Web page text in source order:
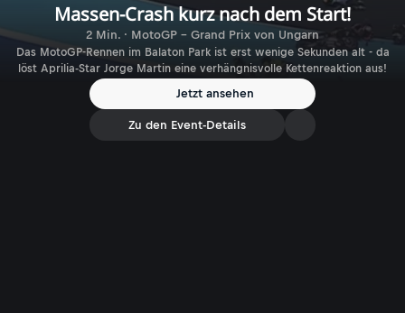
Massen-Crash kurz nach dem Start!
2 Min. · MotoGP - Grand Prix von Ungarn
Das MotoGP-Rennen im Balaton Park ist erst wenige Sekunden alt - da
löst Aprilia-Star Jorge Martin eine verhängnisvolle Kettenreaktion aus!
Jetzt ansehen
Zu den Event-Details